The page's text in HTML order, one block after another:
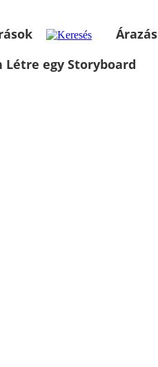
Árazás
Létre egy Storyboard